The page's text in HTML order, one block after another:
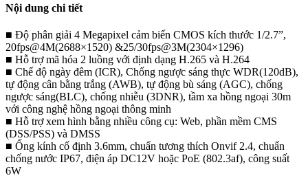
Nội dung chi tiết
■ Độ phân giải 4 Megapixel cảm biến CMOS kích thước 1/2.7”,
20fps@4M(2688×1520) &25/30fps@3M(2304×1296)
■ Hỗ trợ mã hóa 2 luồng với định dạng H.265 và H.264
■ Chế độ ngày đêm (ICR), Chống ngược sáng thực WDR(120dB),
tự động cân bằng trắng (AWB), tự động bù sáng (AGC), chống
ngược sáng(BLC), chống nhiễu (3DNR), tầm xa hồng ngoại 30m
với công nghệ hồng ngoại thông minh
■ Hỗ trợ xem hình bằng nhiều công cụ: Web, phần mềm CMS
(DSS/PSS) và DMSS
■ Ống kính cố định 3.6mm, chuẩn tương thích Onvif 2.4, chuẩn
chống nước IP67, điện áp DC12V hoặc PoE (802.3af), công suất
6W